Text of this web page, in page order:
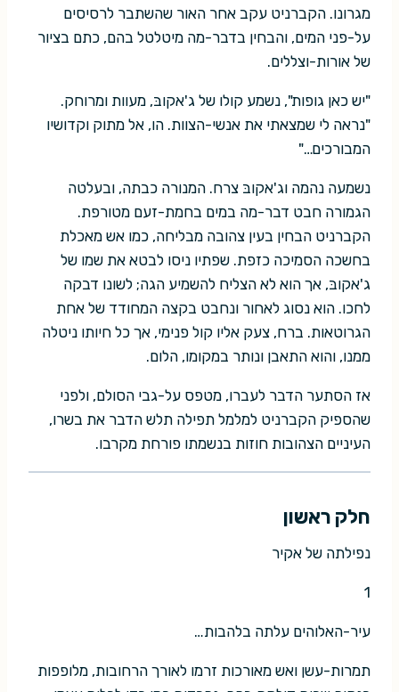
מגרונו. הקברניט עקב אחר האור שהשתבר לרסיסים
על-פני המים, והבחין בדבר-מה מיטלטל בהם, כתם בציור
של אורות-וצללים.
"יש כאן גופות", נשמע קולו של ג'אקובּ, מעוות ומרוחק.
"נראה לי שמצאתי את אנשי-הצוות. הו, אל מתוק וקדושיו
המבורכים…"
נשמעה נהמה וג'אקובּ צרח. המנורה כבתה, ובעלטה
הגמורה חבט דבר-מה במים בחמת-זעם מטורפת.
הקברניט הבחין בעין צהובה מבליחה, כמו אש מאכלת
בחשכה הסמיכה כזפת. שפתיו ניסו לבטא את שמו של
ג'אקובּ, אך הוא לא הצליח להשמיע הגה; לשונו דבקה
לחכו. הוא נסוג לאחור ונחבט בקצה המחודד של אחת
הגרוטאות. ברח, צעק אליו קול פנימי, אך כל חיותו ניטלה
ממנו, והוא התאבן ונותר במקומו, הלום.
אז הסתער הדבר לעברו, מטפס על-גבי הסולם, ולפני
שהספיק הקברניט למלמל תפילה תלש הדבר את בשרו,
העיניים הצהובות חוזות בנשמתו פורחת מקרבו.
חלק ראשון
נפילתה של אקיר
1
עיר-האלוהים עלתה בלהבות…
תמרות-עשן ואש מאורכות זרמו לאורך הרחובות, מלופפות